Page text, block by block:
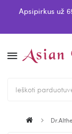
Apsipirkus už